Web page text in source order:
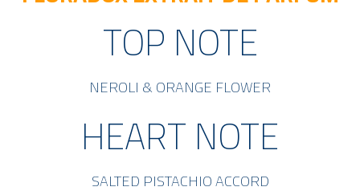
TOP NOTE
NEROLI & ORANGE FLOWER
HEART NOTE
SALTED PISTACHIO ACCORD